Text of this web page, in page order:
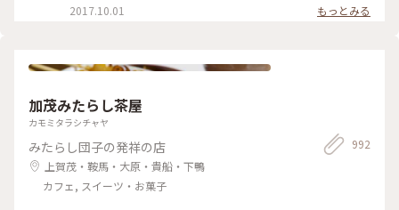
2017.10.01
もっとみる
加茂みたらし茶屋
カモミタラシチャヤ
みたらし団子の発祥の店
上賀茂・鞍馬・大原・貴船・下鴨
カフェ, スイーツ・お菓子
992